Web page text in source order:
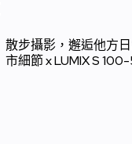
散步攝影，邂逅他方
市細節 x LUMIX S